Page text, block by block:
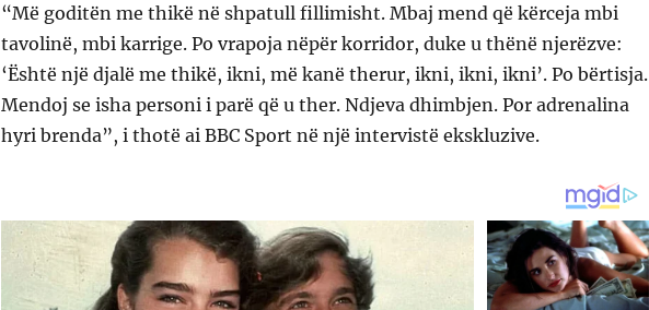
“Më goditën me thikë në shpatull fillimisht. Mbaj mend që kërceja mbi
tavolinë, mbi karrige. Po vrapoja nëpër korridor, duke u thënë njerëzve:
‘Është një djalë me thikë, ikni, më kanë therur, ikni, ikni, ikni’. Po bërtisja.
Mendoj se isha personi i parë që u ther. Ndjeva dhimbjen. Por adrenalina
hyri brenda”, i thotë ai BBC Sport në një intervistë ekskluzive.